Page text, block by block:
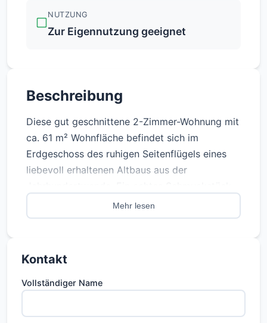
NUTZUNG
Zur Eigennutzung geeignet
Beschreibung
Diese gut geschnittene 2-Zimmer-Wohnung mit
ca. 61 m² Wohnfläche befindet sich im
Erdgeschoss des ruhigen Seitenflügels eines
liebevoll erhaltenen Altbaus aus der
im Herzen von Prenzlauer Berg – nur wenige
Schritte vom Mauerpark entfernt.
Die Wohnung überzeugt durch ihren
angenehme Raumaufteilung:
Mehr lesen
Kontakt
Vollständiger Name